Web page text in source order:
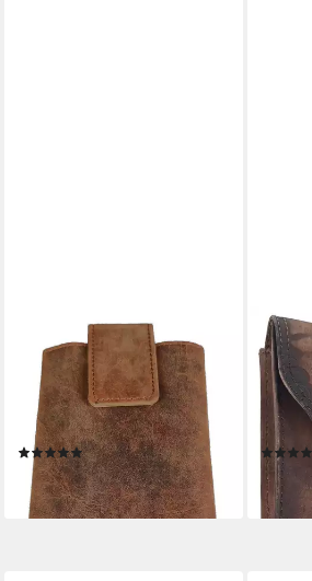
EINKAUFSZAUBER
Handytasche Echt Leder
Handy Smartphone
Gürteltasche Rustikal, Echtes
Büffelleder
(3)
29,50 €
lieferbar - in 4-5 Werktagen bei dir
Handy
Boy,
34,50 €